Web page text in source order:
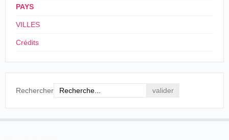
PAYS
VILLES
Crédits
Rechercher